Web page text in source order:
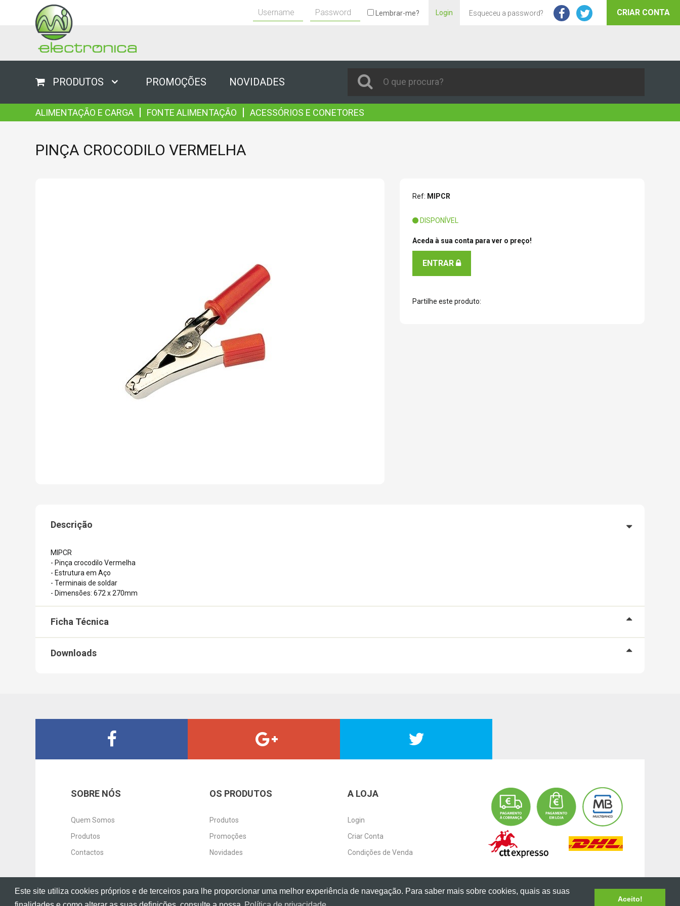
Este site utiliza cookies próprios e de terceiros para lhe proporcionar uma melhor experiência de navegação. Para saber mais sobre cookies, quais as suas
Aceito!
CRIAR CONTA
Lembrar-me? Login Esqueceu a password?
PRODUTOS PROMOÇÕES NOVIDADES
ALIMENTAÇÃO E CARGA | FONTE ALIMENTAÇÃO | ACESSÓRIOS E CONETORES
PINÇA CROCODILO VERMELHA
Ref: MIPCR
DISPONÍVEL
Aceda à sua conta para ver o preço!
ENTRAR
Partilhe este produto:
Descrição
MIPCR
- Pinça crocodilo Vermelha
- Estrutura em Aço
- Terminais de soldar
- Dimensões: 672 x 270mm
Ficha Técnica
Downloads
SOBRE NÓS
Quem Somos
Produtos
Contactos
OS PRODUTOS
Produtos
Promoções
Novidades
A LOJA
Login
Criar Conta
Condições de Venda
?2016 MI Electrónica.Termos de uso e Privacidade,Livro de Reclamações Online